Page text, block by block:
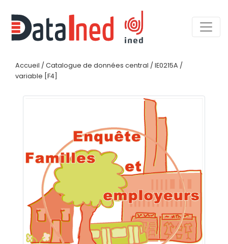
Accueil / Catalogue de données central / IE0215A /
variable [F4]